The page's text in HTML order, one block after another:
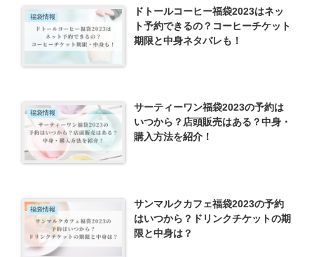
福袋情報
ドトールコーヒー福袋2023はネッ
ト予約できるの？コーヒーチケット
期限と中身ネタバレも！
福袋情報
サーティーワン福袋2023の予約は
いつから？店頭販売はある？中身・
購入方法を紹介！
福袋情報
サンマルクカフェ福袋2023の予約
はいつから？ドリンクチケットの期
限と中身は？